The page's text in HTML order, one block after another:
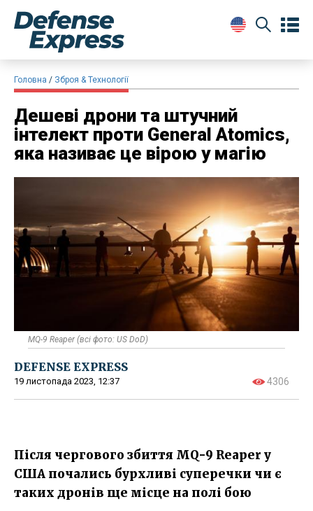
Головна Зброя & Технології
Дешеві дрони та штучний
інтелект проти General Atomics,
яка називає це вірою у магію
MQ-9 Reaper (всі фото: US DoD)
DEFENSE EXPRESS
19 листопада 2023, 12:37 4306
Після чергового збиття MQ-9 Reaper у
США почались бурхливі суперечки чи є
таких дронів ще місце на полі бою